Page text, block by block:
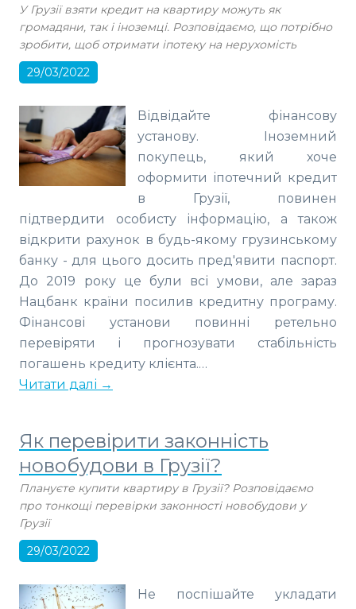
У Грузії взяти кредит на квартиру можуть як
громадяни, так і іноземці. Розповідаємо, що потрібно
зробити, щоб отримати іпотеку на нерухомість
29/03/2022
Відвідайте фінансову
установу. Іноземний
покупець, який хоче
оформити іпотечний кредит
в Грузії, повинен
підтвердити особисту інформацію, а також
відкрити рахунок в будь-якому грузинському
банку - для цього досить пред'явити паспорт.
До 2019 року це були всі умови, але зараз
Нацбанк країни посилив кредитну програму.
Фінансові установи повинні ретельно
перевіряти і прогнозувати стабільність
погашень кредиту клієнта.…
Читати далі →
Як перевірити законність
новобудови в Грузії?
Плануєте купити квартиру в Грузії? Розповідаємо
про тонкощі перевірки законності новобудови у
Грузії
29/03/2022
Не поспішайте укладати